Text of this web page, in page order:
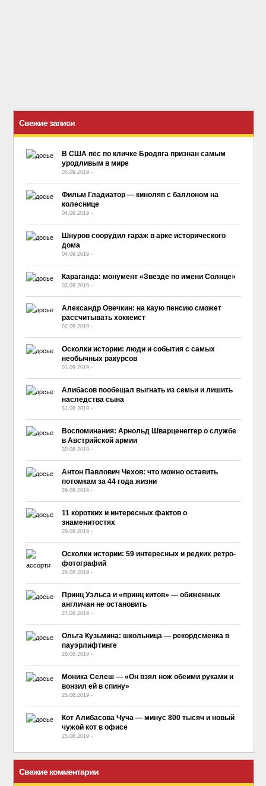
Свежие записи
В США пёс по кличке Бродяга признан самым
уродливым в мире
05.09.2019 -
Фильм Гладиатор — киноляп с баллоном на
колеснице
04.09.2019 -
Шнуров соорудил гараж в арке исторического
дома
04.09.2019 -
Караганда: монумент «Звезде по имени Солнце»
03.09.2019 -
Александр Овечкин: на каую пенсию сможет
рассчитывать хоккеист
02.09.2019 -
Осколки истории: люди и события с самых
необычных ракурсов
01.09.2019 -
Алибасов пообещал выгнать из семьи и лишить
наследства сына
31.08.2019 -
Воспоминания: Арнольд Шварценеггер о службе
в Австрийской армии
30.08.2019 -
Антон Павлович Чехов: что можно оставить
потомкам за 44 года жизни
29.08.2019 -
11 коротких и интересных фактов о
знаменитостях
28.08.2019 -
Осколки истории: 59 интересных и редких ретро-
фотографий
28.08.2019 -
Принц Уэльса и «принц китов» — обиженных
англичан не остановить
27.08.2019 -
Ольга Кузьмина: школьница — рекордсменка в
пауэрлифтинге
26.08.2019 -
Моника Селеш — «Он взял нож обеими руками и
вонзил ей в спину»
25.08.2019 -
Кот Алибасова Чуча — минус 800 тысяч и новый
чужой кот в офисе
25.08.2019 -
Свежие комментарии